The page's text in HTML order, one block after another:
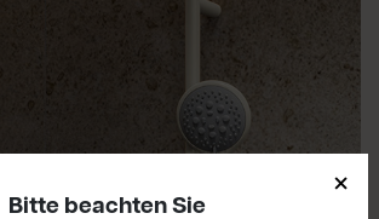
×
Bitte beachten Sie